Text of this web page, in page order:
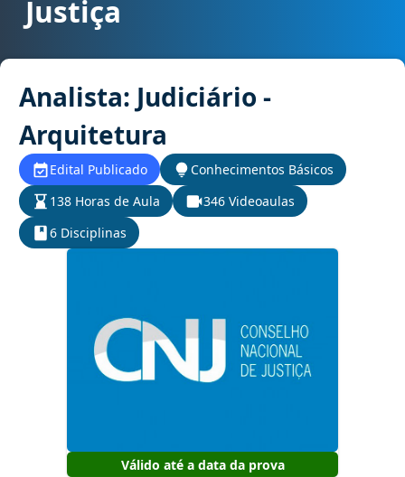
Justiça
Analista: Judiciário -
Arquitetura
Edital Publicado
Conhecimentos Básicos
138 Horas de Aula
346 Videoaulas
6 Disciplinas
Válido até a data da prova